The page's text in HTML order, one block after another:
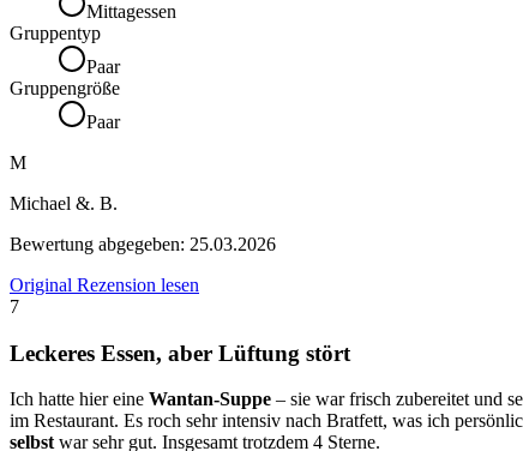
Mittagessen
Gruppentyp
Paar
Gruppengröße
Paar
M
Michael &. B.
Bewertung abgegeben: 25.03.2026
Original Rezension lesen
7
Leckeres Essen, aber Lüftung stört
Ich hatte hier eine Wantan-Suppe – sie war frisch zubereitet und
im Restaurant. Es roch sehr intensiv nach Bratfett, was ich
selbstwar sehr gut. Insgesamt trotzdem 4 Sterne.